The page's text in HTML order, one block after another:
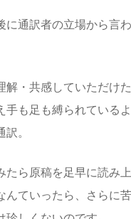
に通訳者の立場から言
解・共感していただけ
手も足も縛られている
。
たら原稿を足早に読み
んていったら、さらに